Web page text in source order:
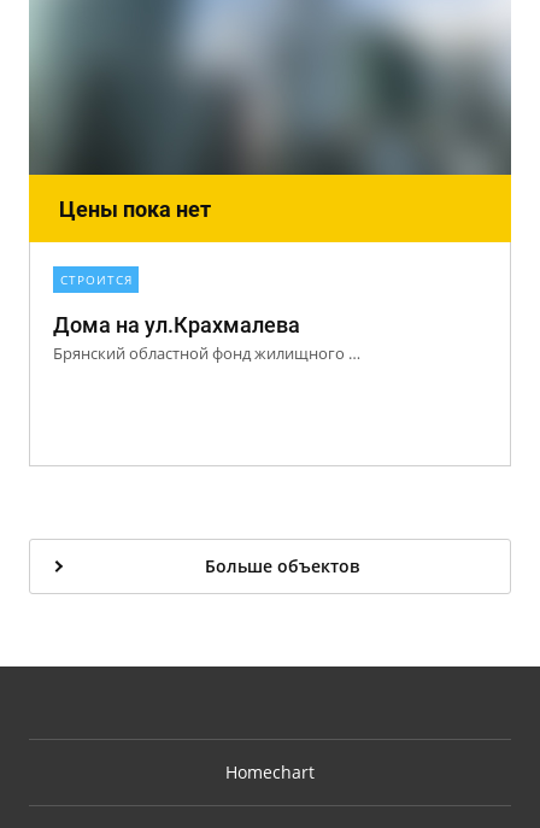
Цены пока нет
СТРОИТСЯ
Дома на ул.Крахмалева
Брянский областной фонд жилищного строительства и ипотеки
Больше объектов
Homechart